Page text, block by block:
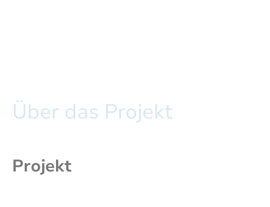
Über das Projekt
Projekt